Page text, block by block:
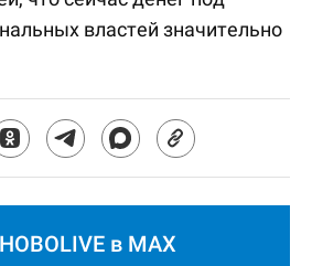
властей значительно
в MAX